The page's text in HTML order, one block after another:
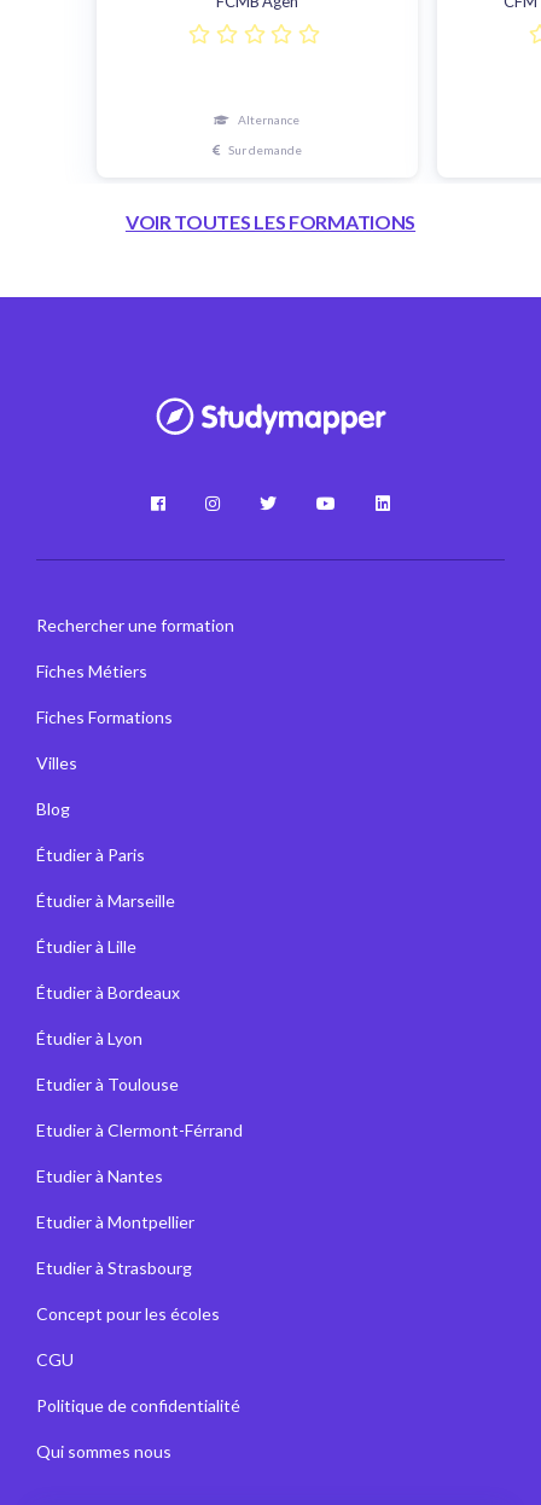
Alternance
Sur demande
VOIR TOUTES LES FORMATIONS
Rechercher une formation
Fiches Métiers
Fiches Formations
Villes
Blog
Étudier à Paris
Étudier à Marseille
Étudier à Lille
Étudier à Bordeaux
Étudier à Lyon
Etudier à Toulouse
Etudier à Clermont-Férrand
Etudier à Nantes
Etudier à Montpellier
Etudier à Strasbourg
Concept pour les écoles
CGU
Politique de confidentialité
Qui sommes nous